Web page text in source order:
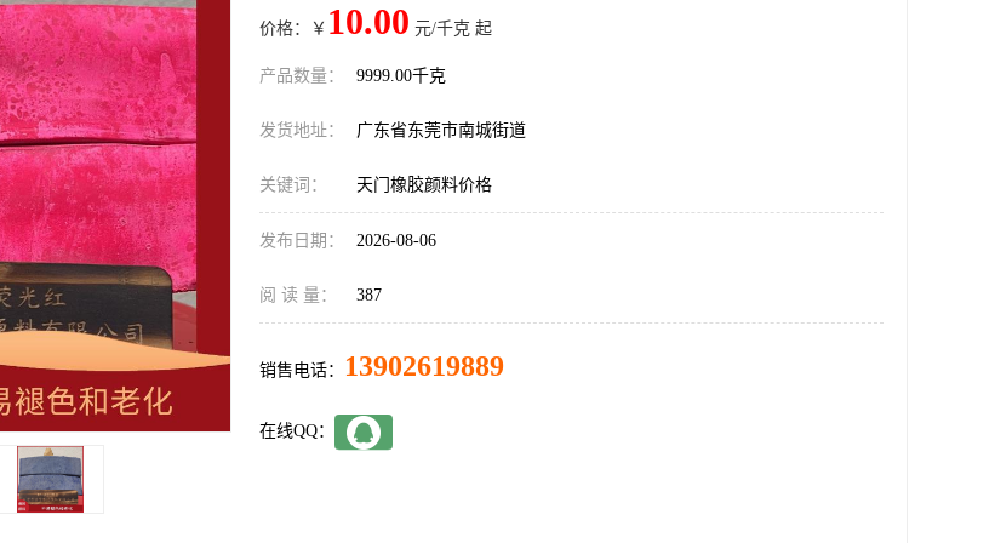
价格：￥ 10.00 元/千克 起
产品数量： 9999.00千克
发货地址： 广东省东莞市南城街道
关键词： 天门橡胶颜料价格
发布日期： 2026-08-06
阅 读 量： 387
销售电话： 13902619889
在线QQ：